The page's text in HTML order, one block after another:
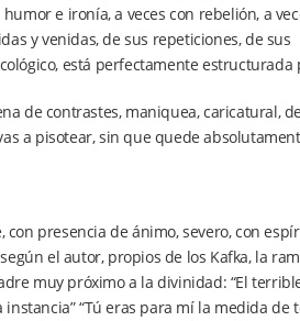
e ironía, a veces con rebelión, a
y venidas, de sus repeticiones, de sus
está perfectamente estructurada
de contrastes, maniquea, caricatural,
a pisotear, sin que quede
presencia de ánimo, severo, con
el autor, propios de los Kafka, la
muy próximo a la divinidad: “El
“Tú eras para mí la medida de